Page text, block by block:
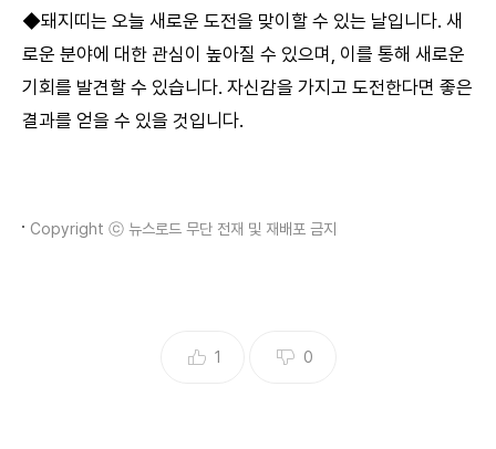
◆돼지띠는 오늘 새로운 도전을 맞이할 수 있는 날입니다. 새
로운 분야에 대한 관심이 높아질 수 있으며, 이를 통해 새로운
기회를 발견할 수 있습니다. 자신감을 가지고 도전한다면 좋은
결과를 얻을 수 있을 것입니다.
Copyright ⓒ 뉴스로드 무단 전재 및 재배포 금지
1 0